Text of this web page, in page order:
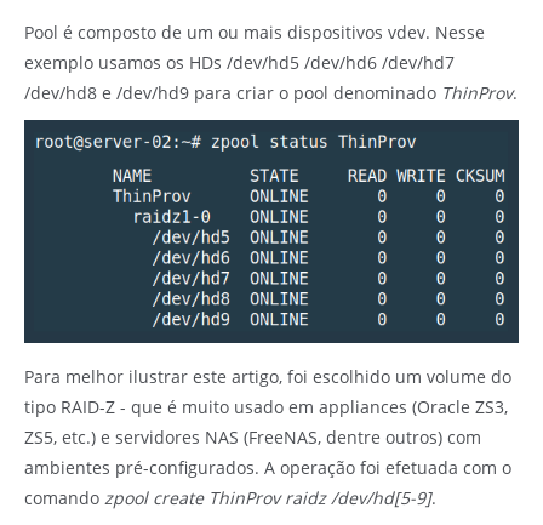
Pool é composto de um ou mais dispositivos vdev. Nesse
exemplo usamos os HDs /dev/hd5 /dev/hd6 /dev/hd7
/dev/hd8 e /dev/hd9 para criar o pool denominado ThinProv.
Para melhor ilustrar este artigo, foi escolhido um volume do
tipo RAID-Z - que é muito usado em appliances (Oracle ZS3,
ZS5, etc.) e servidores NAS (FreeNAS, dentre outros) com
ambientes pré-configurados. A operação foi efetuada com o
comando zpool create ThinProv raidz /dev/hd[5-9].